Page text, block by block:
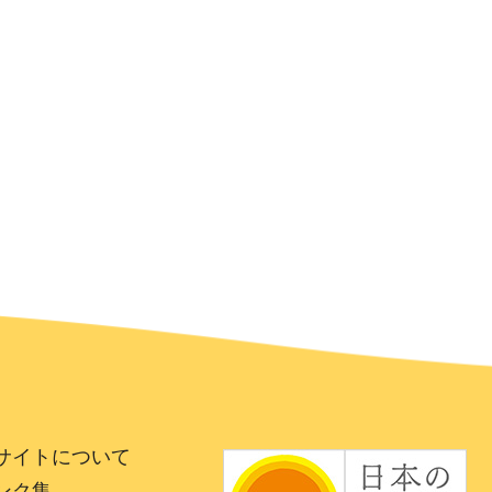
イトについて